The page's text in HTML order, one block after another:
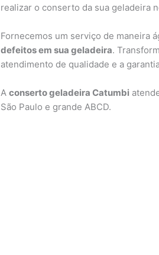
realizar o conserto da sua geladeira
Fornecemos um serviço de maneira
defeitos em sua geladeira.
atendimento de qualidade e a
Aconserto geladeira Catumbi
São Paulo e grande ABCD.